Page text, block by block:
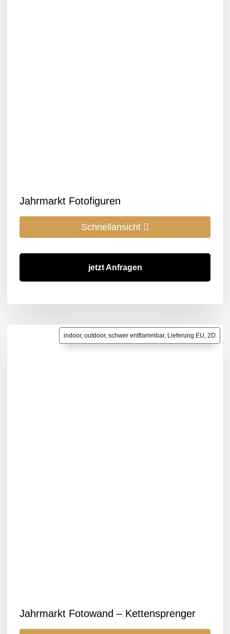
Jahrmarkt Fotofiguren
Schnellansicht
jetzt Anfragen
indoor, outdoor, schwer entflammbar, Lieferung EU, 2D
Jahrmarkt Fotowand – Kettensprenger